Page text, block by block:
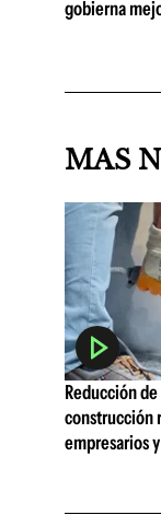
gobierna
MAS
Reducción
construcción
empresarios